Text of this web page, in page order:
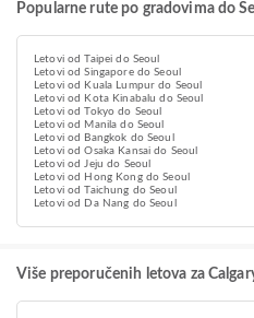
Popularne rute po gradovima do
Letovi od Taipei do Seoul
Letovi od Singapore do Seoul
Letovi od Kuala Lumpur do Seoul
Letovi od Kota Kinabalu do Seoul
Letovi od Tokyo do Seoul
Letovi od Manila do Seoul
Letovi od Bangkok do Seoul
Letovi od Osaka Kansai do Seoul
Letovi od Jeju do Seoul
Letovi od Hong Kong do Seoul
Letovi od Taichung do Seoul
Letovi od Da Nang do Seoul
Više preporučenih letova za